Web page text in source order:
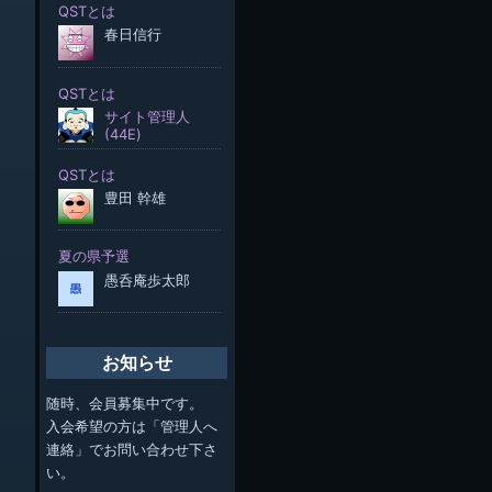
お知らせ
随時、会員募集中です。
入会希望の方は「管理人へ
連絡」でお問い合わせ下さ
い。